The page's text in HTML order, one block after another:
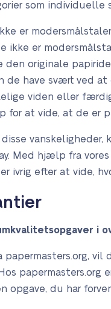
som individuelle
er
ikke er
den originale
de have svært ved at
viden eller
for at vide, at de er
disse
Med hjælp fra
ivrig efter at vide,
i
papermasters.org,
opgave, du har